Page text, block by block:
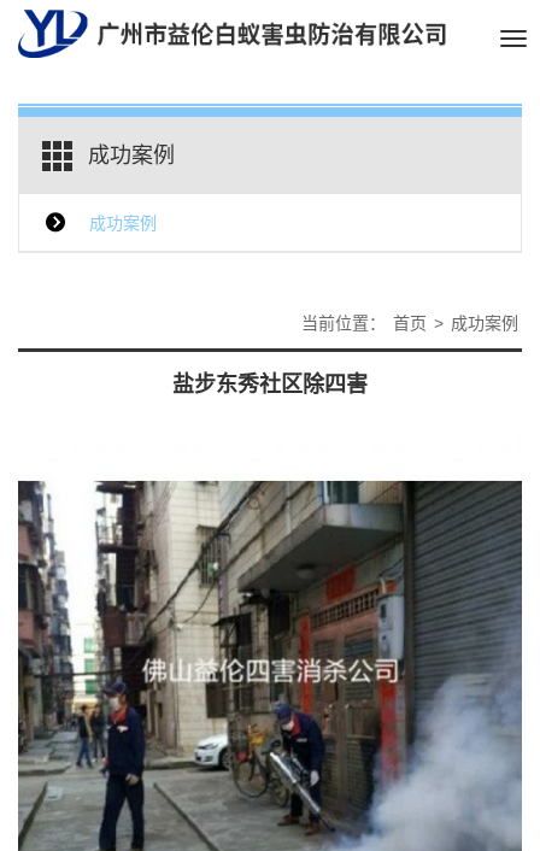
成功案例
成功案例
当前位置： 首页 > 成功案例
盐步东秀社区除四害